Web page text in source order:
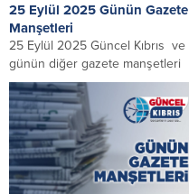
25 Eylül 2025 Günün Gazete
Manşetleri
25 Eylül 2025 Güncel Kıbrıs ve
günün diğer gazete manşetleri